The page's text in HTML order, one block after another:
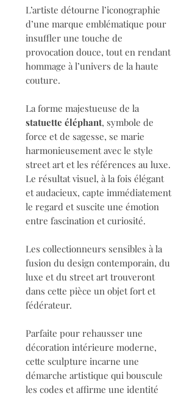
L’artiste détourne l’iconographie
d’une marque emblématique pour
insuffler une touche de
provocation douce, tout en rendant
hommage à l’univers de la haute
couture.
La forme majestueuse de la
statuette éléphant, symbole de
force et de sagesse, se marie
harmonieusement avec le style
street art et les références au luxe.
Le résultat visuel, à la fois élégant
et audacieux, capte immédiatement
le regard et suscite une émotion
entre fascination et curiosité.
Les collectionneurs sensibles à la
fusion du design contemporain, du
luxe et du street art trouveront
dans cette pièce un objet fort et
fédérateur.
Parfaite pour rehausser une
décoration intérieure moderne,
cette sculpture incarne une
démarche artistique qui bouscule
les codes et affirme une identité